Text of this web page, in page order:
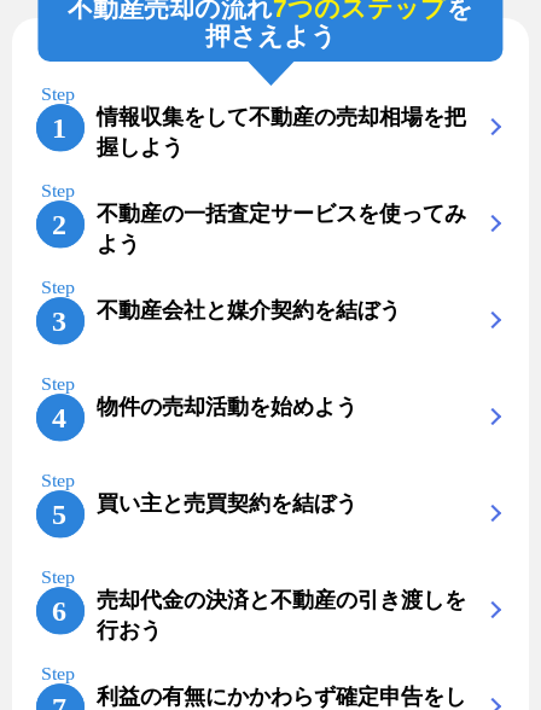
不動産売却の流れ7つのステップを
押さえよう
情報収集をして不動産の売却相場を把
握しよう
不動産の一括査定サービスを使ってみ
よう
不動産会社と媒介契約を結ぼう
物件の売却活動を始めよう
買い主と売買契約を結ぼう
売却代金の決済と不動産の引き渡しを
行おう
利益の有無にかかわらず確定申告をし